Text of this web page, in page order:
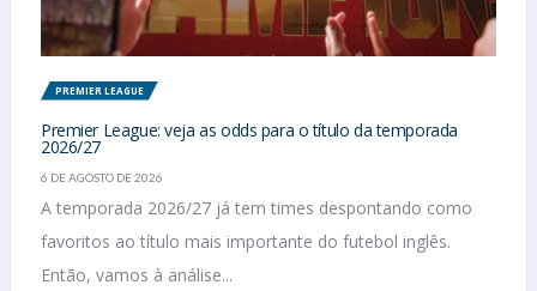
PREMIER LEAGUE
Premier League: veja as odds para o título da temporada
2026/27
6 DE AGOSTO DE 2026
A temporada 2026/27 já tem times despontando como
favoritos ao título mais importante do futebol inglês.
Então, vamos à análise...